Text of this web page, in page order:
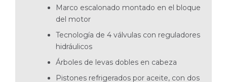
Marco escalonado montado en el bloque
del motor
Tecnología de 4 válvulas con reguladores
hidráulicos
Árboles de levas dobles en cabeza
Pistones refrigerados por aceite, con dos